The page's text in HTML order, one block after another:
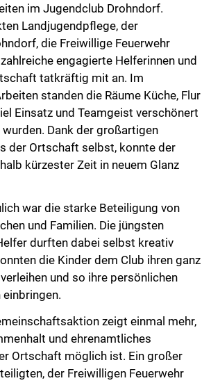
im Jugendclub Drohndorf.
Landjugendpflege, der
die Freiwillige Feuerwehr
engagierte Helferinnen und
tatkräftig mit an. Im
standen die Räume Küche, Flur
Einsatz und Teamgeist verschönert
Dank der großartigen
der Ortschaft selbst, konnte der
kürzester Zeit in neuem Glanz
war die starke Beteiligung von
und Familien. Die jüngsten
durften dabei selbst kreativ
die Kinder dem Club ihren ganz
und so ihre persönlichen
einbringen.
zeigt einmal mehr,
und ehrenamtliches
Ortschaft möglich ist. Ein großer
der Freiwilligen Feuerwehr